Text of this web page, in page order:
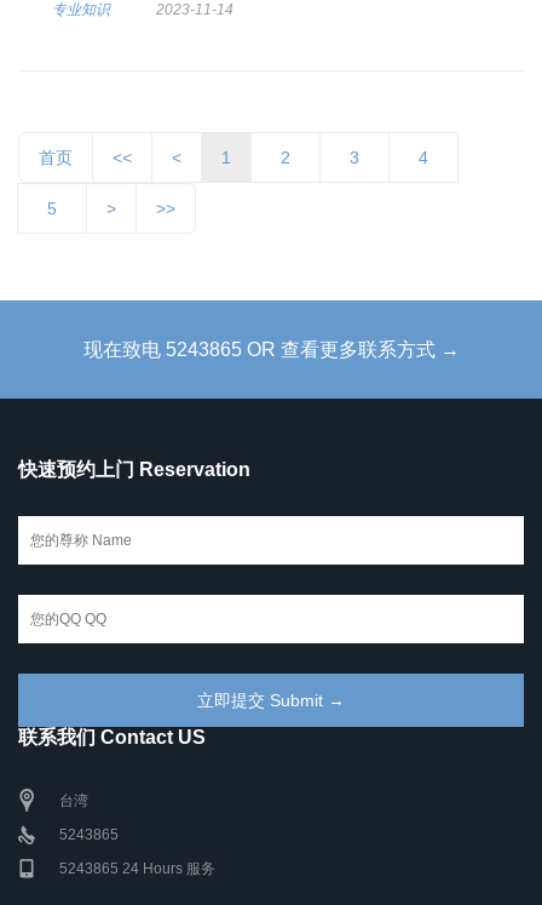
专业知识 2023-11-14
首页 << < 1 2 3 4
5 > >>
现在致电 5243865 OR 查看更多联系方式 →
快速预约上门 Reservation
联系我们 Contact US
台湾
5243865
5243865 24 Hours 服务